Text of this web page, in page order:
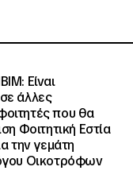
Είναι
άλλες
που θα
Φοιτητική Εστία
την γεμάτη
Οικοτρόφων